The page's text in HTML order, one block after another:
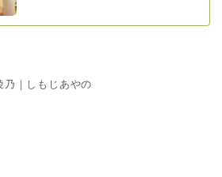
乃｜しもじあやの